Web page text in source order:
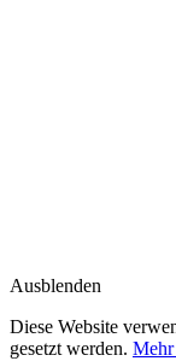
Ausblenden
Diese Website
gesetzt werden. Mehr